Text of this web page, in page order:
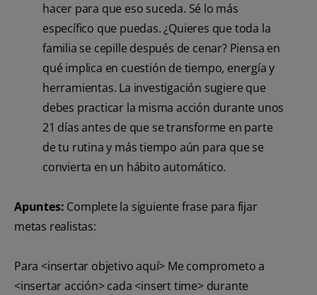
hacer para que eso suceda. Sé lo más
específico que puedas. ¿Quieres que toda la
familia se cepille después de cenar? Piensa en
qué implica en cuestión de tiempo, energía y
herramientas. La investigación sugiere que
debes practicar la misma acción durante unos
21 días antes de que se transforme en parte
de tu rutina y más tiempo aún para que se
convierta en un hábito automático.
Apuntes: Complete la siguiente frase para fijar
metas realistas:
Para <insertar objetivo aquí> Me comprometo a
<insertar acción> cada <insert time> durante